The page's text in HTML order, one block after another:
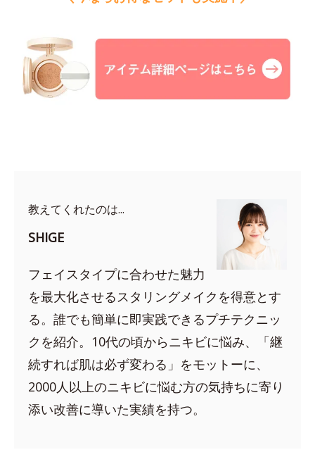
教えてくれたのは...
SHIGE
フェイスタイプに合わせた魅力
を最大化させるスタリングメイクを得意とす
る。誰でも簡単に即実践できるプチテクニッ
クを紹介。10代の頃からニキビに悩み、「継
続すれば肌は必ず変わる」をモットーに、
2000人以上のニキビに悩む方の気持ちに寄り
添い改善に導いた実績を持つ。